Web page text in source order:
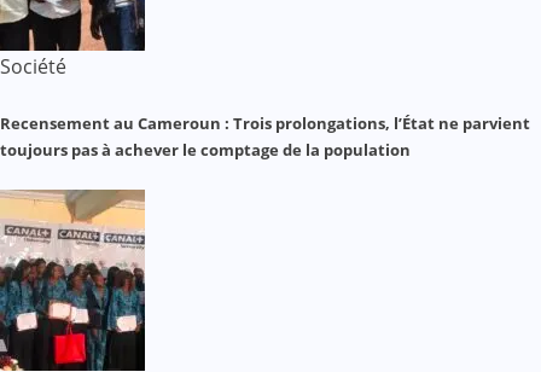
Société
Recensement au Cameroun : Trois prolongations, l’État ne parvient
toujours pas à achever le comptage de la population